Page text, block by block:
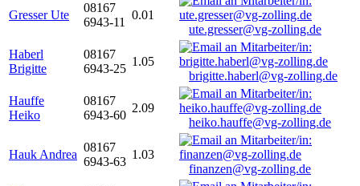
Gresser Ute
08167
6943-11
0.01
ute.gresser@vg-zolling.de
Haberl
Brigitte
08167
6943-25
1.05
brigitte.haberl@vg-zolling.de
Hauffe
Heiko
08167
6943-60
2.09
heiko.hauffe@vg-zolling.de
Hauk Andrea
08167
6943-63
1.03
finanzen@vg-zolling.de